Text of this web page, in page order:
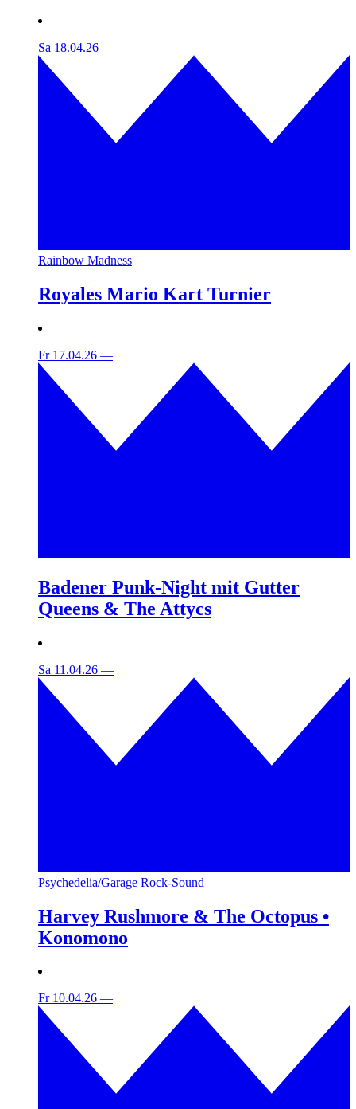
Sa 18.04.26 —
Rainbow Madness
Royales Mario Kart Turnier
Fr 17.04.26 —
Badener Punk-Night mit Gutter
Queens & The Attycs
Sa 11.04.26 —
Psychedelia/Garage Rock-Sound
Harvey Rushmore & The Octopus •
Konomono
Fr 10.04.26 —